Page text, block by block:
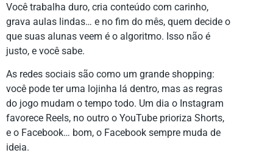
Você trabalha duro, cria conteúdo com carinho,
grava aulas lindas… e no fim do mês, quem decide o
que suas alunas veem é o algoritmo. Isso não é
justo, e você sabe.
As redes sociais são como um grande shopping:
você pode ter uma lojinha lá dentro, mas as regras
do jogo mudam o tempo todo. Um dia o Instagram
favorece Reels, no outro o YouTube prioriza Shorts,
e o Facebook… bom, o Facebook sempre muda de
ideia.